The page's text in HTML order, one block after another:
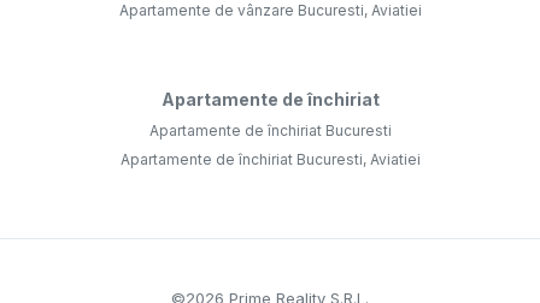
Apartamente de vânzare Bucuresti, Aviatiei
Apartamente de închiriat
Apartamente de închiriat Bucuresti
Apartamente de închiriat Bucuresti, Aviatiei
©2026 Prime Reality S.R.L.